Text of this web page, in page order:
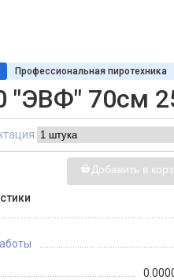
Профессиональная пиротехника
"ЭВФ" 70см
Добавить в